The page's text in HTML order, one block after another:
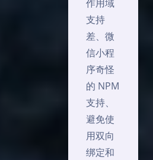
作用域
支持
差、微
信小程
序奇怪
的 NPM
支持、
避免使
用双向
绑定和